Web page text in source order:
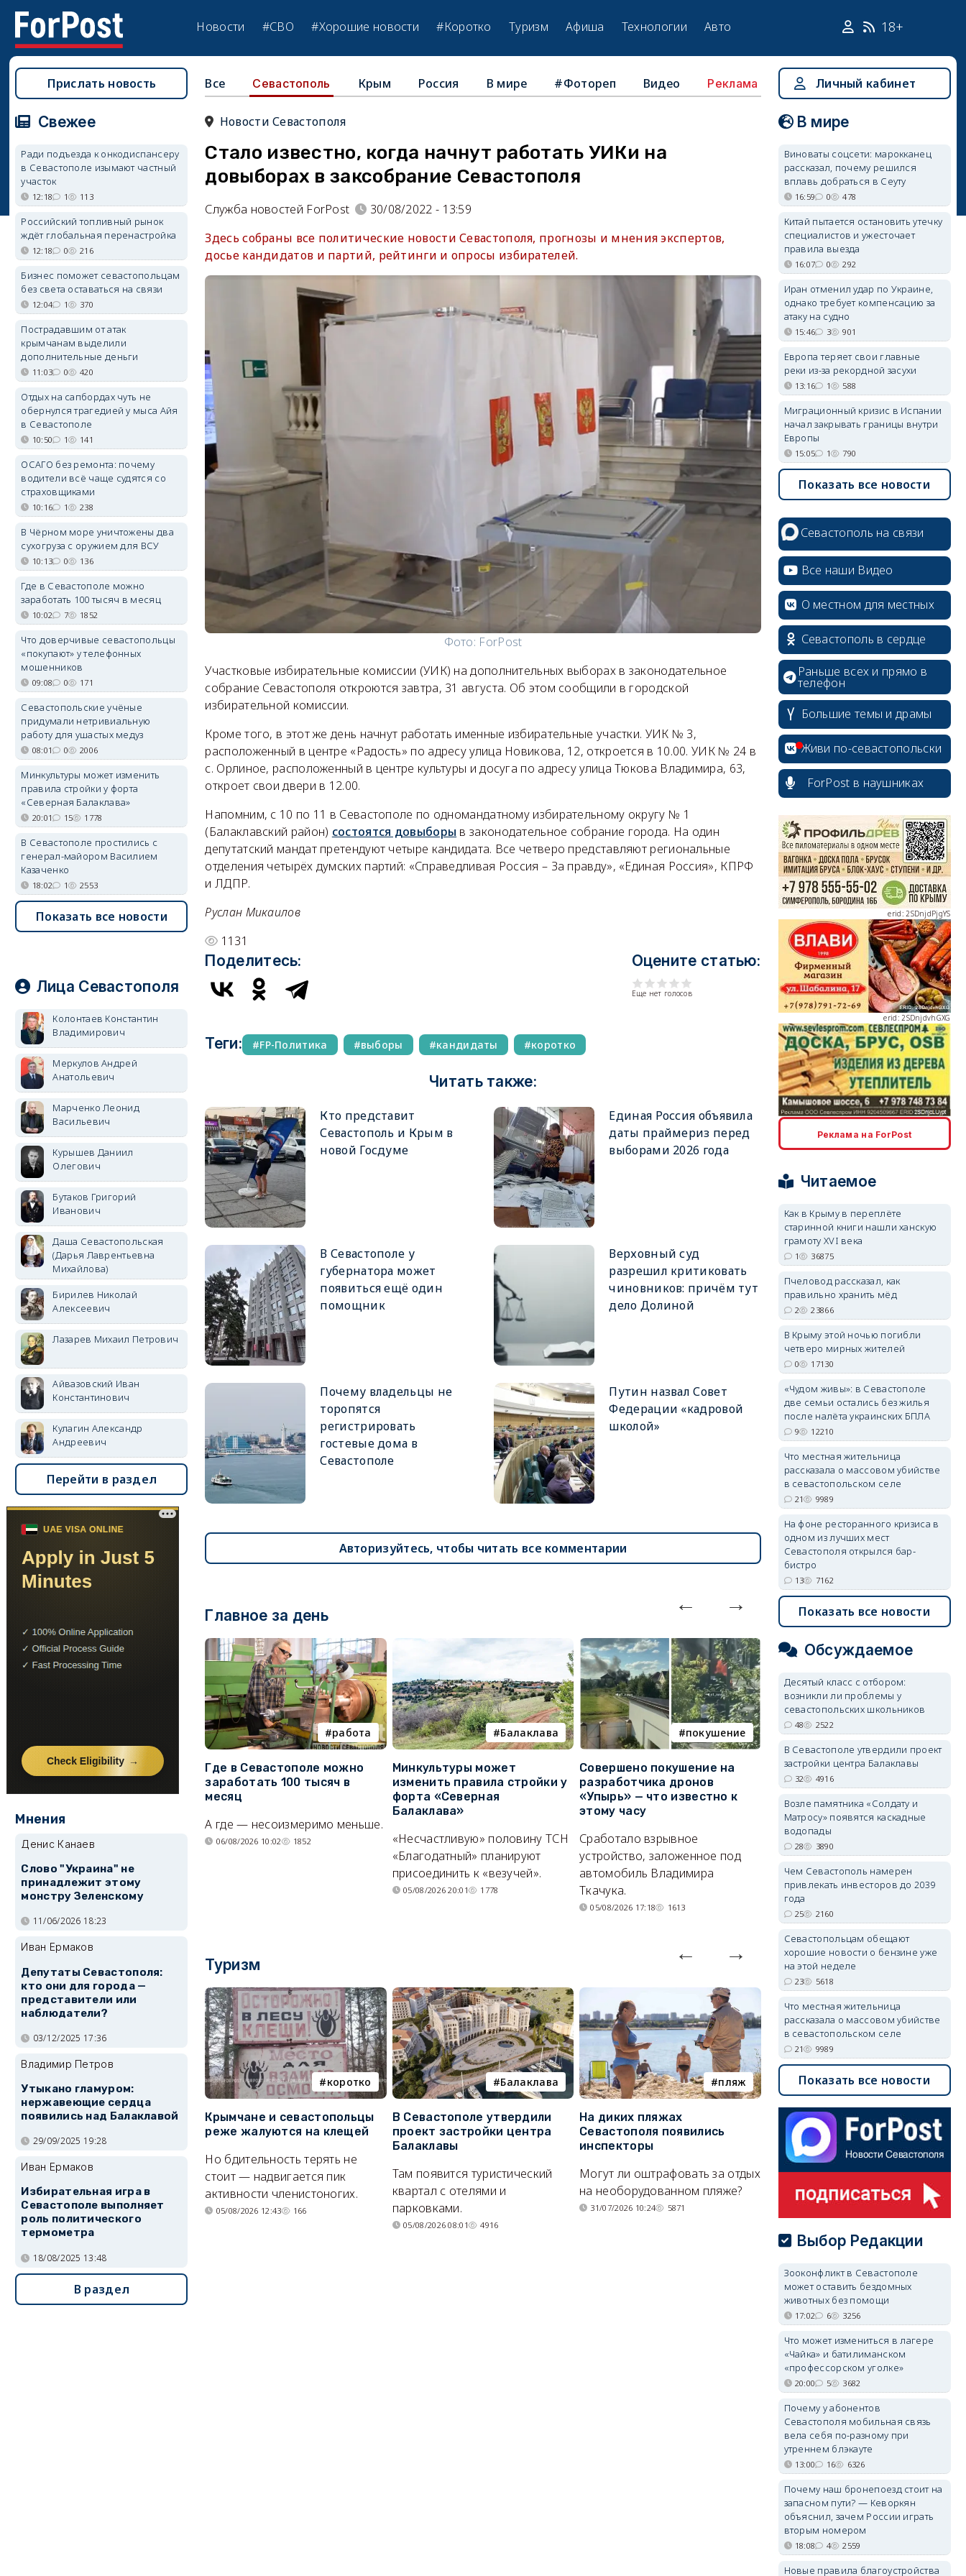
Новости #СВО #Хорошие новости #Коротко Туризм Афиша Технологии Авто 18+
Все Севастополь Крым Россия В мире #Фотореп Видео Реклама
Новости Севастополя
Стало известно, когда начнут работать УИКи на
довыборах в заксобрание Севастополя
Служба новостей ForPost
30/08/2022 - 13:59
Здесь собраны все политические новости Севастополя, прогнозы и мнения экспертов,
досье кандидатов и партий, рейтинги и опросы избирателей.
Фото: ForPost
Участковые избирательные комиссии (УИК) на дополнительных выборах в законодательное
собрание Севастополя откроются завтра, 31 августа. Об этом сообщили в городской
избирательной комиссии.
Кроме того, в этот же день начнут работать именные избирательные участки. УИК № 3,
расположенный в центре «Радость» по адресу улица Новикова, 12, откроется в 10.00. УИК № 24 в
с. Орлиное, расположенный в центре культуры и досуга по адресу улица Тюкова Владимира, 63,
откроет свои двери в 12.00.
Напомним, с 10 по 11 в Севастополе по одномандатному избирательному округу № 1
(Балаклавский район) состоятся довыборы в законодательное собрание города. На один
депутатский мандат претендуют четыре кандидата. Все четверо представляют региональные
отделения четырёх думских партий: «Справедливая Россия – За правду», «Единая Россия», КПРФ
и ЛДПР.
Руслан Микаилов
1131
Поделитесь: Оцените статью:
Еще нет голосов
Теги: FP-Политика выборы кандидаты коротко
Читать также:
Кто представит
Севастополь и Крым в
новой Госдуме
Единая Россия объявила
даты праймериз перед
выборами 2026 года
В Севастополе у
губернатора может
появиться ещё один
помощник
Верховный суд
разрешил критиковать
чиновников: причём тут
дело Долиной
Почему владельцы не
торопятся
регистрировать
гостевые дома в
Севастополе
Путин назвал Совет
Федерации «кадровой
школой»
Авторизуйтесь, чтобы читать все комментарии
Главное за день
работа
Где в Севастополе можно
заработать 100 тысяч в
месяц
А где — несоизмеримо меньше.
06/08/2026 10:02 1852
Балаклава
Минкультуры может
изменить правила стройки у
форта «Северная
Балаклава»
«Несчастливую» половину ТСН
«Благодатный» планируют
присоединить к «везучей».
05/08/2026 20:01 1778
покушение
Совершено покушение на
разработчика дронов
«Упырь» — что известно к
этому часу
Сработало взрывное
устройство, заложенное под
автомобиль Владимира
Ткачука.
05/08/2026 17:18 1613
армия
Путин провёл крупнейшие
кадровые перестановки в
Сил
Сменились командующие
группировками, глава тыла и
руководитель нового рода
войск.
05/08/2026 14:54
Туризм
коротко
Крымчане и севастопольцы
реже жалуются на клещей
Но бдительность терять не
стоит — надвигается пик
активности членистоногих.
05/08/2026 12:43 166
Балаклава
В Севастополе утвердили
проект застройки центра
Балаклавы
Там появится туристический
квартал с отелями и
парковками.
05/08/2026 08:01 4916
пляж
На диких пляжах
Севастополя появились
инспекторы
Могут ли оштрафовать за отдых
на необорудованном пляже?
31/07/2026 10:24 5871
туризм
Двух москвичей на
сапбордах унесло от берега
Крыма на километр в море
Спасатели благополучно
вернули туристов обратно на
сушу.
Прислать новость
Свежее
Ради подъезда к онкодиспансеру
в Севастополе изымают частный
участок
12:18 1 113
Российский топливный рынок
ждёт глобальная перенастройка
12:18 0 216
Бизнес поможет севастопольцам
без света оставаться на связи
12:04 1 370
Пострадавшим от атак
крымчанам выделили
дополнительные деньги
11:03 0 420
Отдых на сапбордах чуть не
обернулся трагедией у мыса Айя
в Севастополе
10:50 1 141
ОСАГО без ремонта: почему
водители всё чаще судятся со
страховщиками
10:16 1 238
В Чёрном море уничтожены два
сухогруза с оружием для ВСУ
10:13 0 136
Где в Севастополе можно
заработать 100 тысяч в месяц
10:02 7 1852
Что доверчивые севастопольцы
«покупают» у телефонных
мошенников
09:08 0 171
Севастопольские учёные
придумали нетривиальную
работу для ушастых медуз
08:01 0 2006
Минкультуры может изменить
правила стройки у форта
«Северная Балаклава»
20:01 15 1778
В Севастополе простились с
генерал-майором Василием
Казаченко
18:02 1 2553
Показать все новости
Лица Севастополя
Колонтаев Константин
Владимирович
Меркулов Андрей
Анатольевич
Марченко Леонид
Васильевич
Курышев Даниил
Олегович
Бутаков Григорий
Иванович
Даша Севастопольская
(Дарья Лаврентьевна
Михайлова)
Бирилев Николай
Алексеевич
Лазарев Михаил Петрович
Айвазовский Иван
Константинович
Кулагин Александр
Андреевич
Перейти в раздел
Мнения
Денис Канаев
Слово "Украина" не
принадлежит этому
монстру Зеленскому
11/06/2026 18:23
Иван Ермаков
Депутаты Севастополя:
кто они для города —
представители или
наблюдатели?
03/12/2025 17:36
Владимир Петров
Утыкано гламуром:
нержавеющие сердца
появились над Балаклавой
29/09/2025 19:28
Иван Ермаков
Избирательная игра в
Севастополе выполняет
роль политического
термометра
18/08/2025 13:48
В раздел
Личный кабинет
В мире
Виноваты соцсети: марокканец
рассказал, почему решился
вплавь добраться в Сеуту
16:59 0 478
Китай пытается остановить утечку
специалистов и ужесточает
правила выезда
16:07 0 292
Иран отменил удар по Украине,
однако требует компенсацию за
атаку на судно
15:46 3 901
Европа теряет свои главные
реки из-за рекордной засухи
13:16 1 588
Миграционный кризис в Испании
начал закрывать границы внутри
Европы
15:05 1 790
Показать все новости
Севастополь на связи
Все наши Видео
О местном для местных
Севастополь в сердце
Раньше всех и прямо в
телефон
Большие темы и драмы
Живи по-севастопольски
ForPost в наушниках
erid: 2SDnjdPjgYS
erid: 2SDnjdvhGXG
erid: 2SDnjcLUypt
erid: 2SDnjcrDNw6
erid: 2SDnjdPjgYS
Реклама на ForPost
Читаемое
Как в Крыму в переплёте
старинной книги нашли ханскую
грамоту XVI века
1 36875
Пчеловод рассказал, как
правильно хранить мёд
2 23866
В Крыму этой ночью погибли
четверо мирных жителей
0 17130
«Чудом живы»: в Севастополе
две семьи остались без жилья
после налёта украинских БПЛА
9 12210
Что местная жительница
рассказала о массовом убийстве
в севастопольском селе
21 9989
На фоне ресторанного кризиса в
одном из лучших мест
Севастополя открылся бар-
бистро
13 7162
Показать все новости
Обсуждаемое
Десятый класс с отбором:
возникли ли проблемы у
севастопольских школьников
48 2522
В Севастополе утвердили проект
застройки центра Балаклавы
32 4916
Возле памятника «Солдату и
Матросу» появятся каскадные
водопады
28 3890
Чем Севастополь намерен
привлекать инвесторов до 2039
года
25 2160
Севастопольцам обещают
хорошие новости о бензине уже
на этой неделе
23 5618
Что местная жительница
рассказала о массовом убийстве
в севастопольском селе
21 9989
Показать все новости
Выбор Редакции
Зооконфликт в Севастополе
может оставить бездомных
животных без помощи
17:02 6 3256
Что может измениться в лагере
«Чайка» и батилиманском
«профессорском уголке»
20:00 5 3682
Почему у абонентов
Севастополя мобильная связь
вела себя по-разному при
утреннем блэкауте
13:00 16 6326
Почему наш бронепоезд стоит на
запасном пути? — Кеворкян
объяснил, зачем России играть
вторым номером
18:08 4 2559
Новые правила благоустройства